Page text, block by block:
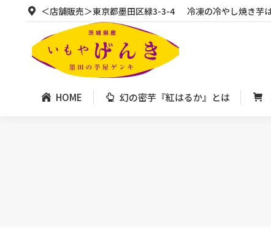
＜店舗販売＞東京都墨田区緑3-3-4 冷凍の冷やし焼き芋
HOME 幻の密芋『紅はるか』とは
HOME 幻の密芋『紅はるか』とは